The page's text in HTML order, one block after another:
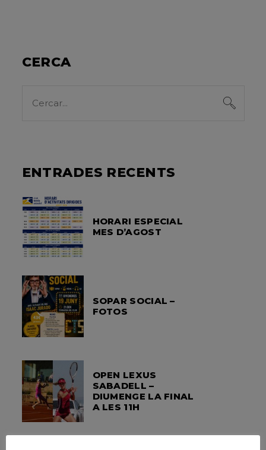
CERCA
for:
ENTRADES RECENTS
HORARI ESPECIAL
MES D’AGOST
SOPAR SOCIAL –
FOTOS
OPEN LEXUS
SABADELL –
DIUMENGE LA FINAL
A LES 11H